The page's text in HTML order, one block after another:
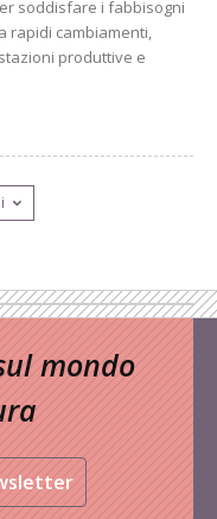
soddisfare i fabbisogni
rapidi cambiamenti,
produttive e
mondo